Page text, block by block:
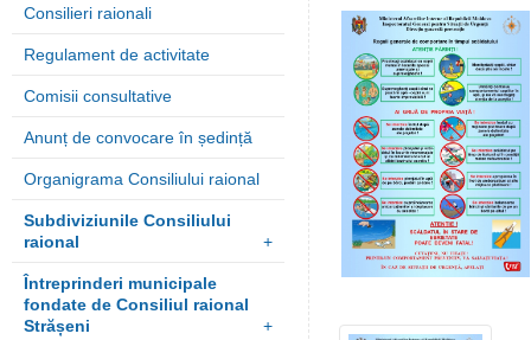
Consilieri raionali
Regulament de activitate
Comisii consultative
Anunț de convocare în ședință
Organigrama Consiliului raional
Subdiviziunile Consiliului
raional
+
Întreprinderi municipale
fondate de Consiliul raional
Strășeni
+